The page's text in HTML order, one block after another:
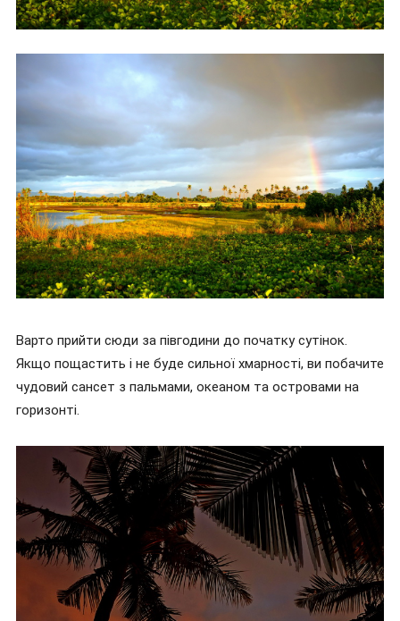
Варто прийти сюди за півгодини до початку сутінок.
Якщо пощастить і не буде сильної хмарності, ви побачите
чудовий сансет з пальмами, океаном та островами на
горизонті.